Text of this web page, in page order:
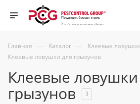
Главная — Каталог — Клеевые ловушки
Клеевые ловушки для грызунов
Клеевые ловушки
грызунов
3